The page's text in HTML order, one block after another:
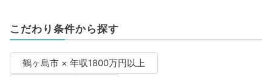
こだわり条件から探す
鶴ヶ島市 × 年収1800万円以上